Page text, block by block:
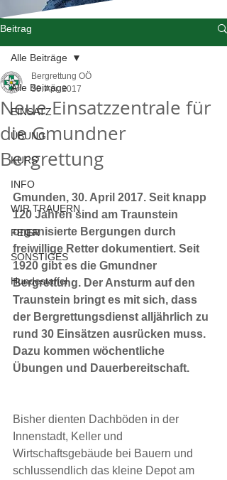
Beitrag
Alle Beiträge
EINSATZ
ÜBUNG
KURS
INFO
WIR TRAUERN
FEIER
SONSTIGES
Hundestaffel
Alle Beiträge
Neue Einsatzzentrale für
die Gmundner
Bergrettung
Bergrettung OÖ
30. Apr. 2017
Gmunden, 30. April 2017. Seit knapp
120 Jahren sind am Traunstein
organisierte Bergungen durch
freiwillige Retter dokumentiert. Seit
1920 gibt es die Gmundner
Bergrettung. Der Ansturm auf den
Traunstein bringt es mit sich, dass
der Bergrettungsdienst alljährlich zu
rund 30 Einsätzen ausrücken muss.
Dazu kommen wöchentliche
Übungen und Dauerbereitschaft.
Bisher dienten Dachböden in der
Innenstadt, Keller und
Wirtschaftsgebäude bei Bauern und
schlussendlich das kleine Depot am